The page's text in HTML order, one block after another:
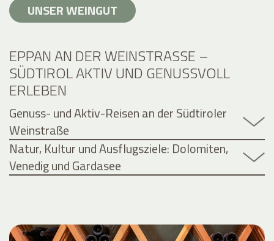
UNSER WEINGUT
EPPAN AN DER WEINSTRASSE – S
ÜDTIROL AKTIV UND GENUSSVOLL E
RLEBEN
Genuss- und Aktiv-Reisen an der Südtiroler
Weinstraße
Natur, Kultur und Ausflugsziele: Dolomiten,
Venedig und Gardasee